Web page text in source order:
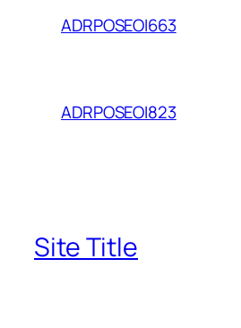
ADRPOSEOI663
ADRPOSEOI823
Site Title